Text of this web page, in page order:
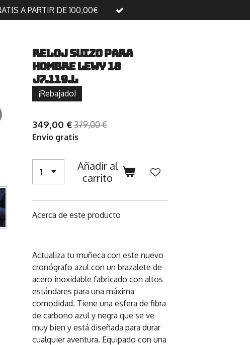
A PARTIR DE 100,00€
Reloj suizo para
hombre LeWy 18
J7.119.L
¡Rebajado!
349,00 €379,00 €
Envío gratis
Añadir al
carrito
Acerca de este producto
Actualiza tu muñeca con este nuevo
cronógrafo azul con un brazalete de
acero inoxidable fabricado con altos
estándares para una máxima
comodidad. Tiene una esfera de fibra
de carbono azul y negra que se ve
muy bien y está diseñada para durar
cualquier aventura. Equipado con una